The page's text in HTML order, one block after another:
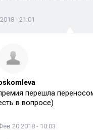
- 21:01
перешла
в вопросе)
20 2018 - 10:03